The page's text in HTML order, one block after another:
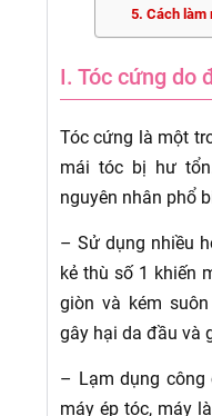
5. Cách làm
I. Tóc cứng do
Tóc cứng là một
mái tóc bị hư
nguyên nhân phổ
– Sử dụng nhiều
kẻ thù số 1 khiến
giòn và kém
gây hại da đầu và
– Lạm dụng
máy ép tóc, máy